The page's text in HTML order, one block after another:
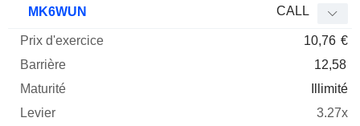
MK6WUN CALL
10,76 €
12,58
Illimité
3.27x